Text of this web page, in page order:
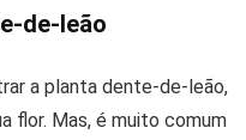
de-leão
a planta dente-de-leão,
flor. Mas, é muito comum